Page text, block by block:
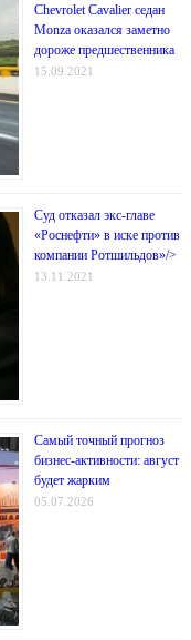
Chevrolet Cavalier седан
Monza оказался заметно
дороже предшественника
15.09.2021
Суд отказал экс-главе
«Роснефти» в иске против
компании Ротшильдов»/>
13.11.2021
Самый точный прогноз
бизнес-активности: август
будет жарким
05.07.2026